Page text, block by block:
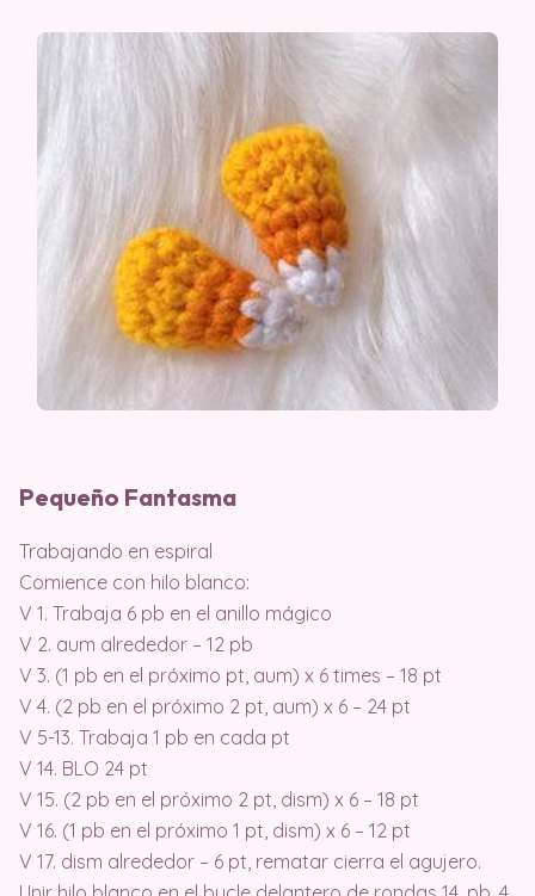
Pequeño Fantasma
Trabajando en espiral
Comience con hilo blanco:
V 1. Trabaja 6 pb en el anillo mágico
V 2. aum alrededor – 12 pb
V 3. (1 pb en el próximo pt, aum) x 6 times – 18 pt
V 4. (2 pb en el próximo 2 pt, aum) x 6 – 24 pt
V 5-13. Trabaja 1 pb en cada pt
V 14. BLO 24 pt
V 15. (2 pb en el próximo 2 pt, dism) x 6 – 18 pt
V 16. (1 pb en el próximo 1 pt, dism) x 6 – 12 pt
V 17. dism alrededor – 6 pt, rematar cierra el agujero.